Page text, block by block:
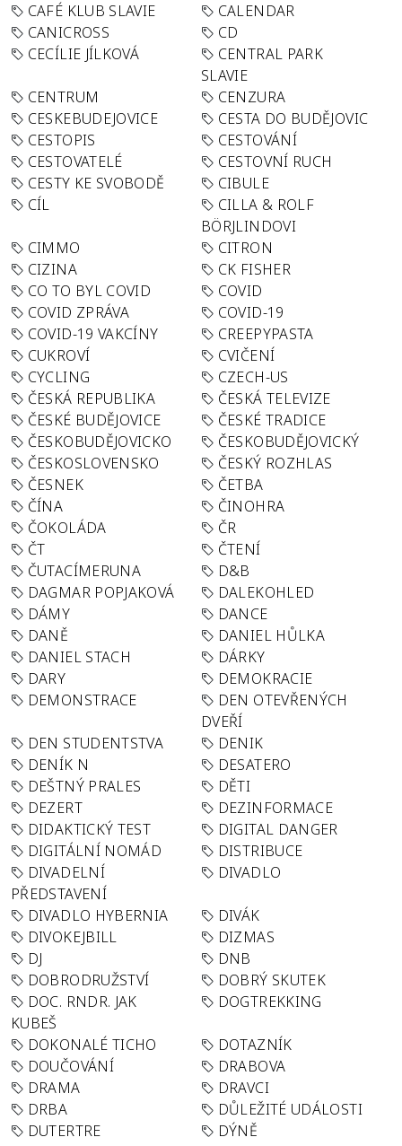
CAFÉ KLUB SLAVIE
CALENDAR
CANICROSS
CD
CECÍLIE JÍLKOVÁ
CENTRAL PARK
SLAVIE
CENTRUM
CENZURA
CESKEBUDEJOVICE
CESTA DO BUDĚJOVIC
CESTOPIS
CESTOVÁNÍ
CESTOVATELÉ
CESTOVNÍ RUCH
CESTY KE SVOBODĚ
CIBULE
CÍL
CILLA & ROLF
BÖRJLINDOVI
CIMMO
CITRON
CIZINA
CK FISHER
CO TO BYL COVID
COVID
COVID ZPRÁVA
COVID-19
COVID-19 VAKCÍNY
CREEPYPASTA
CUKROVÍ
CVIČENÍ
CYCLING
CZECH-US
ČESKÁ REPUBLIKA
ČESKÁ TELEVIZE
ČESKÉ BUDĚJOVICE
ČESKÉ TRADICE
ČESKOBUDĚJOVICKO
ČESKOBUDĚJOVICKÝ
ČESKOSLOVENSKO
ČESKÝ ROZHLAS
ČESNEK
ČETBA
ČÍNA
ČINOHRA
ČOKOLÁDA
ČR
ČT
ČTENÍ
ČUTACÍMERUNA
D&B
DAGMAR POPJAKOVÁ
DALEKOHLED
DÁMY
DANCE
DANĚ
DANIEL HŮLKA
DANIEL STACH
DÁRKY
DARY
DEMOKRACIE
DEMONSTRACE
DEN OTEVŘENÝCH
DVEŘÍ
DEN STUDENTSTVA
DENIK
DENÍK N
DESATERO
DEŠTNÝ PRALES
DĚTI
DEZERT
DEZINFORMACE
DIDAKTICKÝ TEST
DIGITAL DANGER
DIGITÁLNÍ NOMÁD
DISTRIBUCE
DIVADELNÍ
PŘEDSTAVENÍ
DIVADLO
DIVADLO HYBERNIA
DIVÁK
DIVOKEJBILL
DIZMAS
DJ
DNB
DOBRODRUŽSTVÍ
DOBRÝ SKUTEK
DOC. RNDR. JAK
KUBEŠ
DOGTREKKING
DOKONALÉ TICHO
DOTAZNÍK
DOUČOVÁNÍ
DRABOVA
DRAMA
DRAVCI
DRBA
DŮLEŽITÉ UDÁLOSTI
DUTERTRE
DÝNĚ